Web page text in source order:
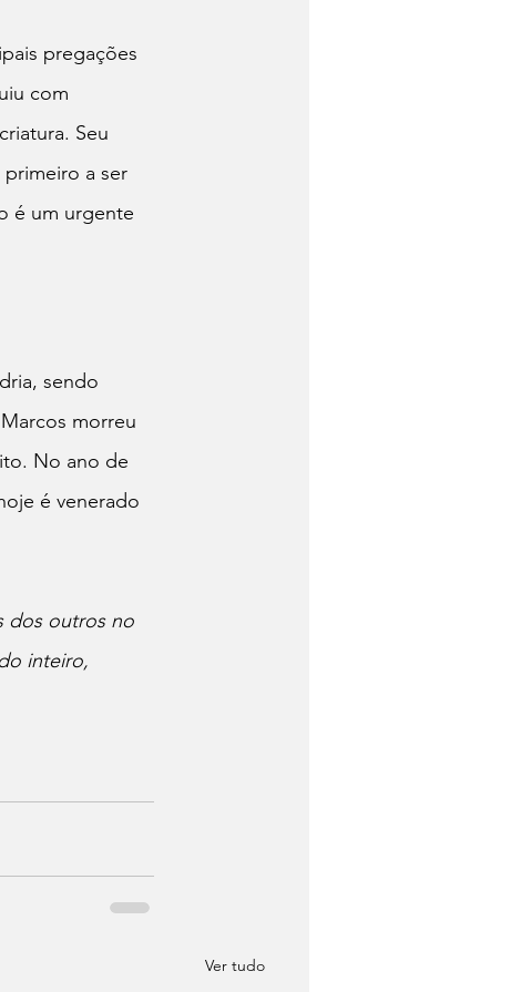
pregações
com
Seu
a ser
é um urgente
sendo
morreu
No ano de
é venerado
dos outros no
inteiro,
Ver tudo